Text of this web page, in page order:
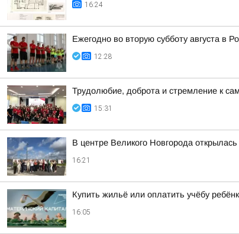
16:24
Ежегодно во вторую субботу августа в
12:28
Трудолюбие, доброта и стремление к
15:31
В центре Великого Новгорода
16:21
Купить жильё или оплатить учёбу
16:05